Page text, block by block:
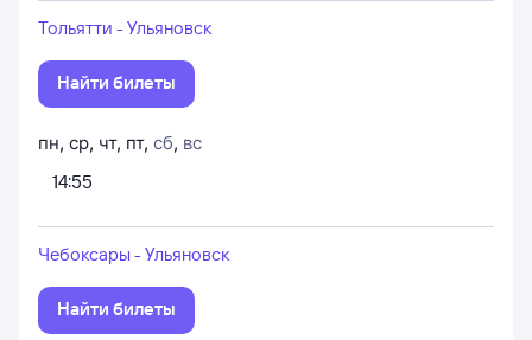
Тольятти - Ульяновск
Найти билеты
пн, ср, чт, пт, сб, вс
14:55
Чебоксары - Ульяновск
Найти билеты